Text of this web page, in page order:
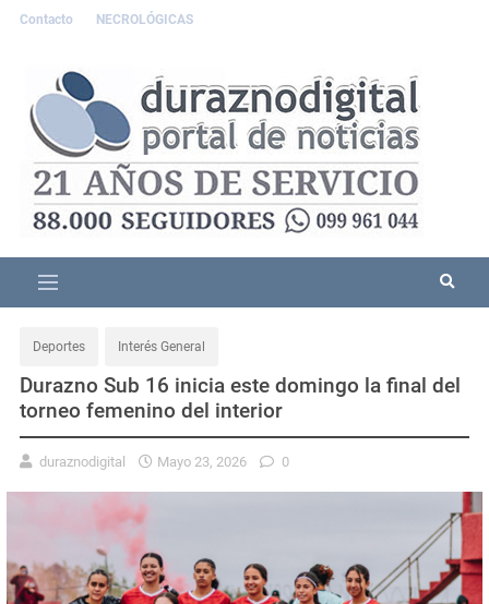
Contacto NECROLÓGICAS
Deportes Interés General
Durazno Sub 16 inicia este domingo la final del
torneo femenino del interior
duraznodigital Mayo 23, 2026 0